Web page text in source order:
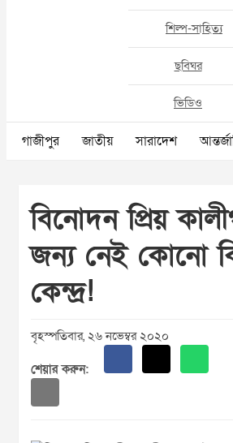
শিল্প-সাহিত্য
ছবিঘর
ভিডিও
গাজীপুর জাতীয় সারাদেশ
বিনোদন প্রিয়
জন্য নেই কোনো
কেন্দ্র!
বৃহস্পতিবার, ২৬ নভেম্বর ২০২০
শেয়ার করুন: